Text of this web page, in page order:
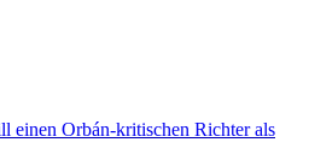
einen Orbán-kritischen Richter als